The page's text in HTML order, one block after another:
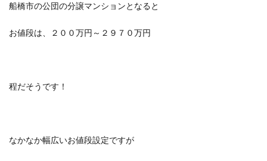
船橋市の公団の分譲マンションとなると
お値段は、２００万円～２９７０万円
程だそうです！
なかなか幅広いお値段設定ですが